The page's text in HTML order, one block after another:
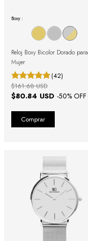
Boxy :
Reloj Boxy Bicolor Dorado para
Mujer
(42)
$80.84 USD -50% OFF
$161.68 USD